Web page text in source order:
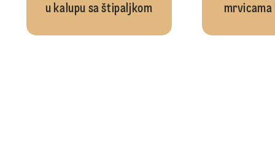
u kalupu sa štipaljkom